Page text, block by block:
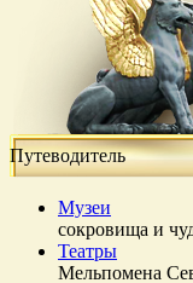
Путеводитель
Музеи
сокровища и
Театры
Мельпомена